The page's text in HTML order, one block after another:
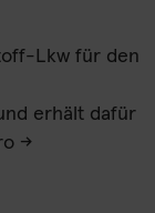
Lkw für den
erhält dafür
→